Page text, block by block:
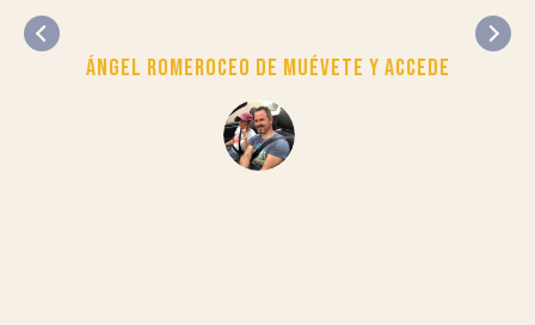
Ángel RomeroCEO de Muévete y Accede